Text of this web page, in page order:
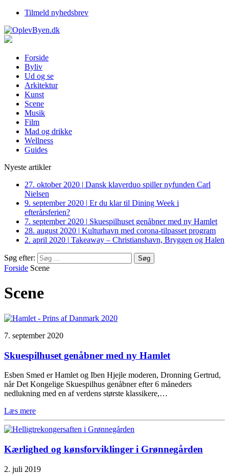
Tilmeld nyhedsbrev
Forside
Byliv
Ud og se
Arkitektur
Kunst
Scene
Musik
Film
Mad og drikke
Wellness
Guides
Nyeste artikler
27. oktober 2020 | Dansk klaverduo spiller nyfunden Carl
Nielsen
9. september 2020 | Er du klar til Dining Week i
efterårsferien?
7. september 2020 | Skuespilhuset genåbner med ny Hamlet
28. august 2020 | Kulturhavn med corona-tilpasset program
2. april 2020 | Takeaway – Christianshavn, Bryggen og Halen
Søg efter:
Forside Scene
Scene
7. september 2020
Skuespilhuset genåbner med ny Hamlet
Esben Smed er Hamlet og Iben Hjejle moderen, Dronning Gertrud,
når Det Kongelige Skuespilhus genåbner efter 6 måneders
nedlukning med en af verdens største klassikere,…
Læs mere
Kærlighed og kønsforviklinger i Grønnegården
2. juli 2019